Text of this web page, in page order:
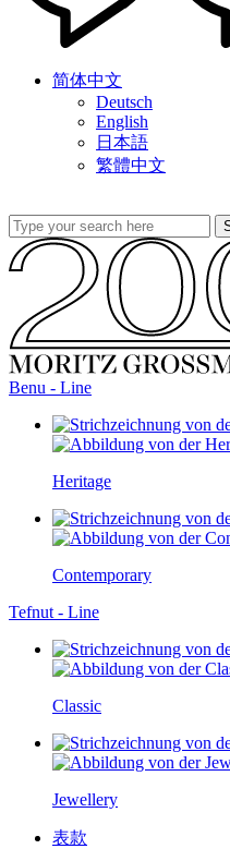
简体中文
Deutsch
English
日本語
繁體中文
Benu - Line
Heritage
Contemporary
Tefnut - Line
Classic
Jewellery
表款